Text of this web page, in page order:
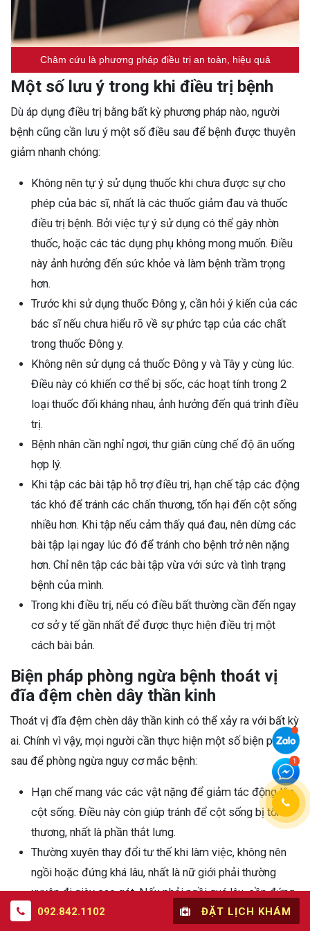
Châm cứu là phương pháp điều trị an toàn, hiệu quả
Một số lưu ý trong khi điều trị bệnh
Dù áp dụng điều trị bằng bất kỳ phương pháp nào, người
bệnh cũng cần lưu ý một số điều sau để bệnh được thuyên
giảm nhanh chóng:
Không nên tự ý sử dụng thuốc khi chưa được sự cho
phép của bác sĩ, nhất là các thuốc giảm đau và thuốc
điều trị bệnh. Bởi việc tự ý sử dụng có thể gây nhờn
thuốc, hoặc các tác dụng phụ không mong muốn. Điều
này ảnh hưởng đến sức khỏe và làm bệnh trầm trọng
hơn.
Trước khi sử dụng thuốc Đông y, cần hỏi ý kiến của các
bác sĩ nếu chưa hiểu rõ về sự phức tạp của các chất
trong thuốc Đông y.
Không nên sử dụng cả thuốc Đông y và Tây y cùng lúc.
Điều này có khiến cơ thể bị sốc, các hoạt tính trong 2
loại thuốc đối kháng nhau, ảnh hưởng đến quá trình điều
trị.
Bệnh nhân cần nghỉ ngơi, thư giãn cùng chế độ ăn uống
hợp lý.
Khi tập các bài tập hỗ trợ điều trị, hạn chế tập các động
tác khó để tránh các chấn thương, tổn hại đến cột sống
nhiều hơn. Khi tập nếu cảm thấy quá đau, nên dừng các
bài tập lại ngay lúc đó để tránh cho bệnh trở nên nặng
hơn. Chỉ nên tập các bài tập vừa với sức và tình trạng
bệnh của mình.
Trong khi điều trị, nếu có điều bất thường cần đến ngay
cơ sở y tế gần nhất để được thực hiện điều trị một
cách bài bản.
Biện pháp phòng ngừa bệnh thoát vị
đĩa đệm chèn dây thần kinh
Thoát vị đĩa đệm chèn dây thần kinh có thể xảy ra với bất kỳ
ai. Chính vì vậy, mọi người cần thực hiện một số biện pháp
sau để phòng ngừa nguy cơ mắc bệnh:
Hạn chế mang vác các vật nặng để giảm tác động lên
cột sống. Điều này còn giúp tránh để cột sống bị tổn
thương, nhất là phần thắt lưng.
Thường xuyên thay đổi tư thế khi làm việc, không nên
ngồi hoặc đứng khá lâu, nhất là nữ giới phải thường
xuyên đi giày cao gót. Nếu phải ngồi quá lâu, cần đứng
dậy đi lại hoặc thực hiện ngay các bài tập giúp cột
092.842.1102 ĐẶT LỊCH KHÁM